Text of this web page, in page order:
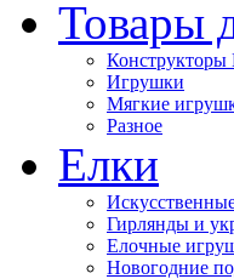
Товары
Конструкторы
Игрушки
Мягкие
Разное
Елки
Гирлянды и
Елочные
Новогодние